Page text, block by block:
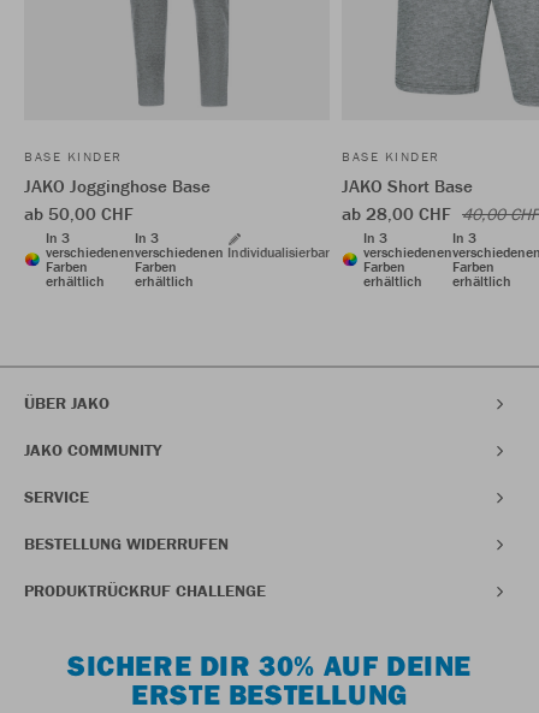
BASE KINDER
JAKO Jogginghose Base
ab 50,00 CHF
In 3
verschiedenen
Farben
erhältlich
In 3
verschiedenen
Farben
erhältlich
Individualisierbar
BASE KINDER
JAKO Short Base
ab 28,00 CHF 40,00 CHF
In 3
verschiedenen
Farben
erhältlich
In 3
Farben
erhältlich
ÜBER JAKO
JAKO COMMUNITY
SERVICE
BESTELLUNG WIDERRUFEN
PRODUKTRÜCKRUF CHALLENGE
SICHERE DIR 30% AUF DEINE
ERSTE BESTELLUNG